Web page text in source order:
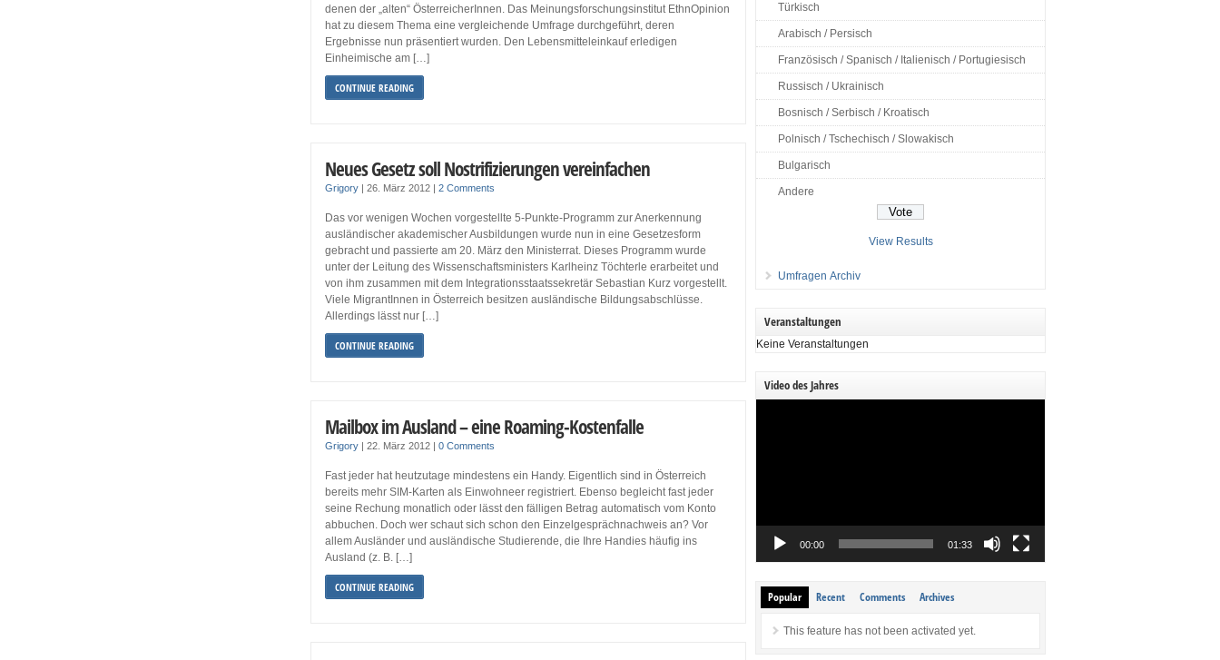
denen der „alten“ ÖsterreicherInnen. Das Meinungsforschungsinstitut EthnOpinion
hat zu diesem Thema eine vergleichende Umfrage durchgeführt, deren
Ergebnisse nun präsentiert wurden. Den Lebensmitteleinkauf erledigen
Einheimische am […]
CONTINUE READING
Neues Gesetz soll Nostrifizierungen vereinfachen
Grigory |26. März 2012 |2 Comments
Das vor wenigen Wochen vorgestellte 5-Punkte-Programm zur Anerkennung
ausländischer akademischer Ausbildungen wurde nun in eine Gesetzesform
gebracht und passierte am 20. März den Ministerrat. Dieses Programm wurde
unter der Leitung des Wissenschaftsministers Karlheinz Töchterle erarbeitet und
von ihm zusammen mit dem Integrationsstaatssekretär Sebastian Kurz vorgestellt.
Viele MigrantInnen in Österreich besitzen ausländische Bildungsabschlüsse.
Allerdings lässt nur […]
CONTINUE READING
Mailbox im Ausland – eine Roaming-Kostenfalle
Grigory |22. März 2012 |0 Comments
Fast jeder hat heutzutage mindestens ein Handy. Eigentlich sind in Österreich
bereits mehr SIM-Karten als Einwohneer registriert. Ebenso begleicht fast jeder
seine Rechung monatlich oder lässt den fälligen Betrag automatisch vom Konto
abbuchen. Doch wer schaut sich schon den Einzelgesprächnachweis an? Vor
allem Ausländer und ausländische Studierende, die Ihre Handies häufig ins
Ausland (z. B. […]
CONTINUE READING
Türkisch
Arabisch / Persisch
Französisch / Spanisch / Italienisch / Portugiesisch
Russisch / Ukrainisch
Bosnisch / Serbisch / Kroatisch
Polnisch / Tschechisch / Slowakisch
Bulgarisch
Andere
View Results
Umfragen Archiv
Veranstaltungen
Keine Veranstaltungen
Video des Jahres
00:00 01:33
Popular Recent Comments Archives
This feature has not been activated yet.